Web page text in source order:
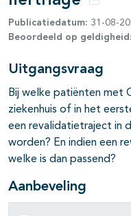
Opties
Publicatiedatum: 31-08-
Beoordeeld op geldigheid:
Uitgangsvraag
Bij welke patiënten met
ziekenhuis of in het
een revalidatietraject in
worden? En indien een
welke is dan passend?
Aanbeveling